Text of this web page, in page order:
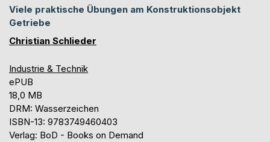
Viele praktische Übungen am Konstruktionsobjekt
Getriebe
Christian Schlieder
Industrie & Technik
ePUB
18,0 MB
DRM: Wasserzeichen
ISBN-13: 9783749460403
Verlag: BoD - Books on Demand